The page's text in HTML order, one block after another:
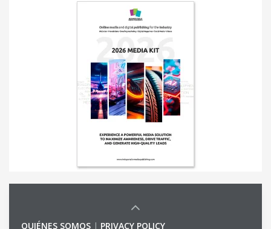
QUIÉNES SOMOS | PRIVACY POLICY